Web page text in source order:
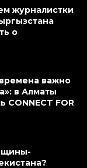
журналистки
о
важно
в Алматы
CONNECT FOR